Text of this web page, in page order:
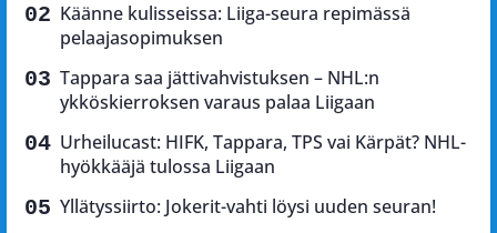
Käänne kulisseissa: Liiga-seura repimässä
pelaajasopimuksen
Tappara saa jättivahvistuksen – NHL:n
ykköskierroksen varaus palaa Liigaan
Urheilucast: HIFK, Tappara, TPS vai Kärpät? NHL-
hyökkääjä tulossa Liigaan
Yllätyssiirto: Jokerit-vahti löysi uuden seuran!